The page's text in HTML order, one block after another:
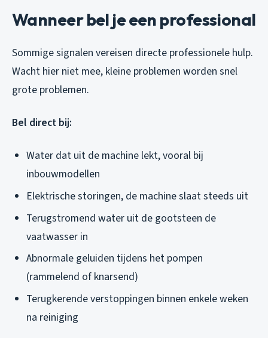
Wanneer bel je een professional
Sommige signalen vereisen directe professionele hulp.
Wacht hier niet mee, kleine problemen worden snel
grote problemen.
Bel direct bij:
Water dat uit de machine lekt, vooral bij
inbouwmodellen
Elektrische storingen, de machine slaat steeds uit
Terugstromend water uit de gootsteen de
vaatwasser in
Abnormale geluiden tijdens het pompen
(rammelend of knarsend)
Terugkerende verstoppingen binnen enkele weken
na reiniging